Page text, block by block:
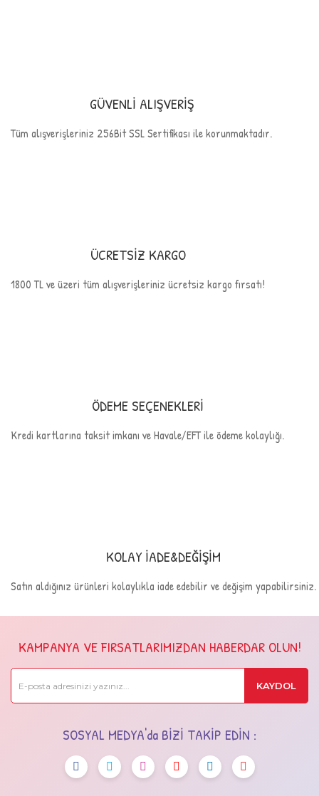
GÜVENLİ ALIŞVERİŞ
Tüm alışverişleriniz 256Bit SSL Sertifikası ile korunmaktadır.
ÜCRETSİZ KARGO
1800 TL ve üzeri tüm alışverişleriniz ücretsiz kargo fırsatı!
ÖDEME SEÇENEKLERİ
Kredi kartlarına taksit imkanı ve Havale/EFT ile ödeme kolaylığı.
KOLAY İADE&DEĞİŞİM
Satın aldığınız ürünleri kolaylıkla iade edebilir ve değişim yapabilirsiniz.
KAMPANYA VE FIRSATLARIMIZDAN HABERDAR OLUN!
KAYDOL
SOSYAL MEDYA'da BİZİ TAKİP EDİN :